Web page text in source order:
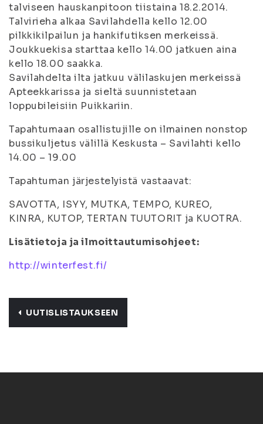
talviseen hauskanpitoon tiistaina 18.2.2014.
Talvirieha alkaa Savilahdella kello 12.00
pilkkikilpailun ja hankifutiksen merkeissä.
Joukkuekisa starttaa kello 14.00 jatkuen aina
kello 18.00 saakka.
Savilahdelta ilta jatkuu välilaskujen merkeissä
Apteekkarissa ja sieltä suunnistetaan
loppubileisiin Puikkariin.
Tapahtumaan osallistujille on ilmainen nonstop
bussikuljetus välillä Keskusta – Savilahti kello
14.00 – 19.00
Tapahtuman järjestelyistä vastaavat:
SAVOTTA, ISYY, MUTKA, TEMPO, KUREO,
KINRA, KUTOP, TERTAN TUUTORIT ja KUOTRA.
Lisätietoja ja ilmoittautumisohjeet:
http://winterfest.fi/
UUTISLISTAUKSEEN